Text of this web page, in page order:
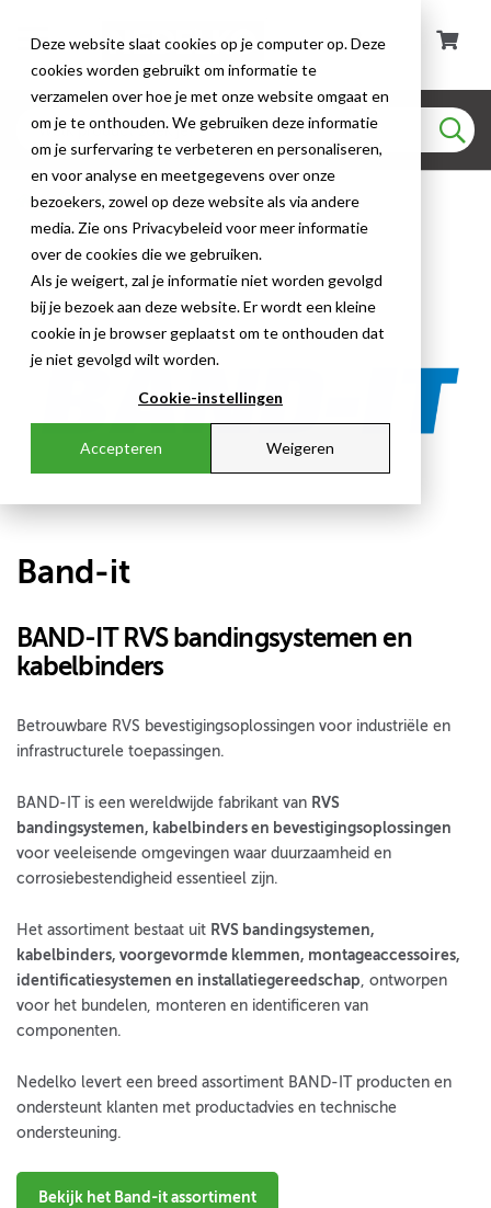
Deze website slaat cookies op je computer op. Deze
cookies worden gebruikt om informatie te
verzamelen over hoe je met onze website omgaat en
om je te onthouden. We gebruiken deze informatie
om je surfervaring te verbeteren en personaliseren,
en voor analyse en meetgegevens over onze
bezoekers, zowel op deze website als via andere
media. Zie ons Privacybeleid voor meer informatie
over de cookies die we gebruiken.
Als je weigert, zal je informatie niet worden gevolgd
bij je bezoek aan deze website. Er wordt een kleine
cookie in je browser geplaatst om te onthouden dat
je niet gevolgd wilt worden.
Cookie-instellingen
Accepteren Weigeren
Merken Band-it
Band-it
BAND-IT RVS bandingsystemen en
kabelbinders
Betrouwbare RVS bevestigingsoplossingen voor industriële en
infrastructurele toepassingen.
BAND-IT is een wereldwijde fabrikant van RVS
bandingsystemen, kabelbinders en bevestigingsoplossingen
voor veeleisende omgevingen waar duurzaamheid en
corrosiebestendigheid essentieel zijn.
Het assortiment bestaat uit RVS bandingsystemen,
kabelbinders, voorgevormde klemmen, montageaccessoires,
identificatiesystemen en installatiegereedschap, ontworpen
voor het bundelen, monteren en identificeren van
componenten.
Nedelko levert een breed assortiment BAND-IT producten en
ondersteunt klanten met productadvies en technische
ondersteuning.
Bekijk het Band-it assortiment